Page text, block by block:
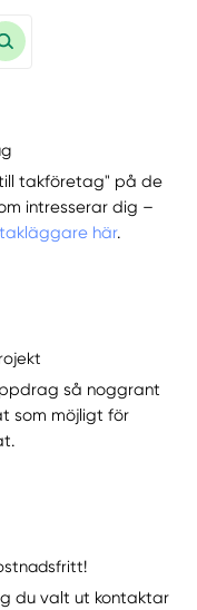
takföretag" på de
intresserar dig –
här.
så noggrant
som möjligt för
du valt ut kontaktar